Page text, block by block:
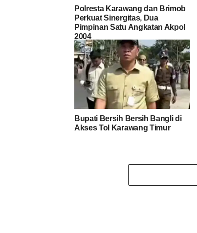
Polresta Karawang dan Brimob
Perkuat Sinergitas, Dua
Pimpinan Satu Angkatan Akpol
2004
Bupati Bersih Bersih Bangli di
Akses Tol Karawang Timur